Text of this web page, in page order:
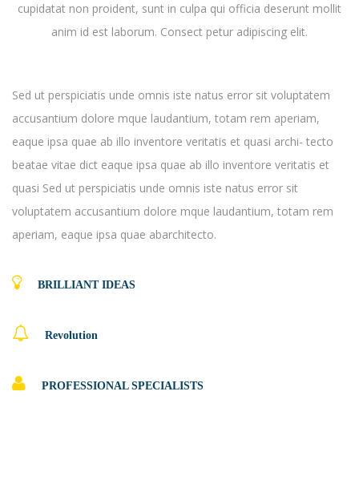
cupidatat non proident, sunt in culpa qui officia deserunt mollit
anim id est laborum. Consect petur adipiscing elit.
Sed ut perspiciatis unde omnis iste natus error sit voluptatem
accusantium dolore mque laudantium, totam rem aperiam,
eaque ipsa quae ab illo inventore veritatis et quasi archi- tecto
beatae vitae dict eaque ipsa quae ab illo inventore veritatis et
quasi Sed ut perspiciatis unde omnis iste natus error sit
voluptatem accusantium dolore mque laudantium, totam rem
aperiam, eaque ipsa quae abarchitecto.
BRILLIANT IDEAS
Revolution
PROFESSIONAL SPECIALISTS